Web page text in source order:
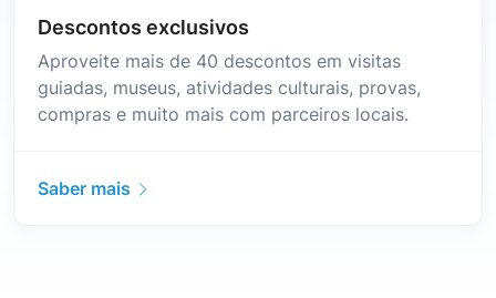
Descontos exclusivos
Aproveite mais de 40 descontos em visitas
guiadas, museus, atividades culturais, provas,
compras e muito mais com parceiros locais.
Saber mais